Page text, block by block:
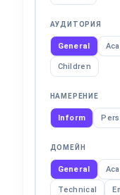
АУДИТОРИЯ
General
Children
НАМЕРЕНИЕ
Inform
ДОМЕЙН
General
Technical